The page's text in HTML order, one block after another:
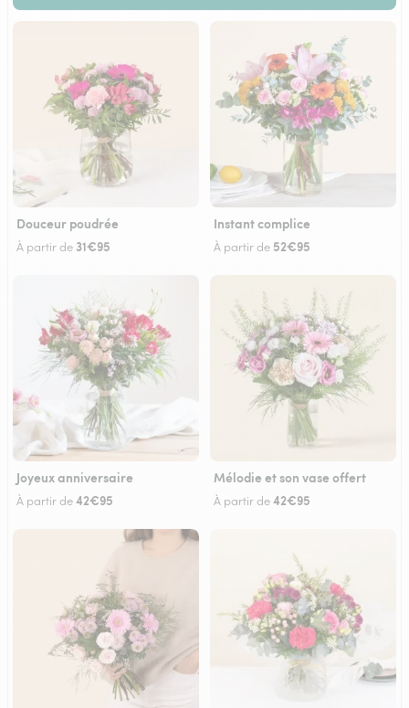
Douceur poudrée
À partir de 31€95
Instant complice
À partir de 52€95
Joyeux anniversaire
À partir de42€95
Mélodie et son vase offert
À partir de42€95